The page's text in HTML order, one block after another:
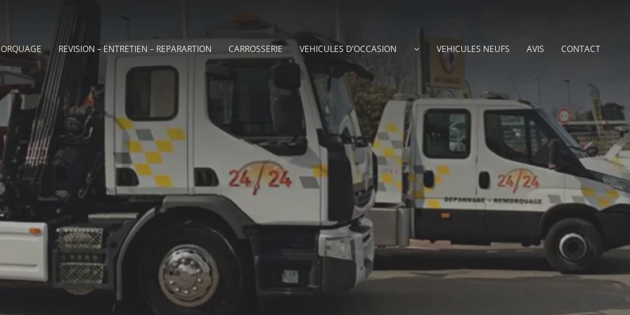
REVISION – ENTRETIEN – REPARARTION CARROSSERIE VEHICULES D’OCCASION VEHICULES NEUFS AVIS CONTACT